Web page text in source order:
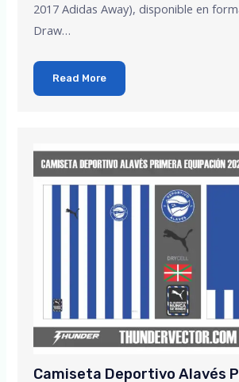
2017 Adidas Away), disponible en
Draw…
Read More
Camiseta Deportivo Alavés